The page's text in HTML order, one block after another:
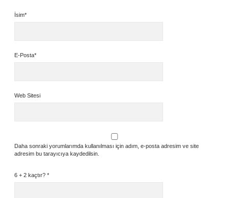
İsim*
E-Posta*
Web Sitesi
Daha sonraki yorumlarımda kullanılması için adım, e-posta adresim ve site
adresim bu tarayıcıya kaydedilsin.
6 + 2 kaçtır? *